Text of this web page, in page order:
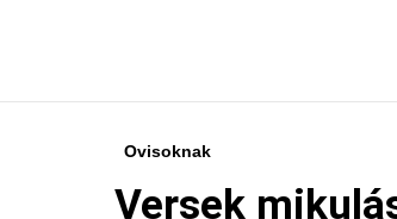
Ovisoknak
Versek